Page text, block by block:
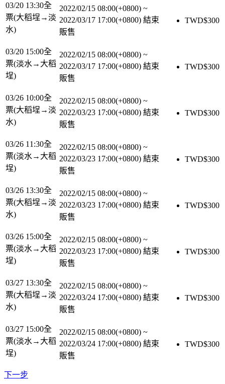
03/20 13:30全
票(大稻埕→淡
水)
2022/02/15 08:00(+0800) ~
2022/03/17 17:00(+0800) 結束
販售
TWD$300
03/20 15:00全
票(淡水→大稻
埕)
2022/02/15 08:00(+0800) ~
2022/03/17 17:00(+0800) 結束
販售
TWD$300
03/26 10:00全
票(大稻埕→淡
水)
2022/02/15 08:00(+0800) ~
2022/03/23 17:00(+0800) 結束
販售
TWD$300
03/26 11:30全
票(淡水→大稻
埕)
2022/02/15 08:00(+0800) ~
2022/03/23 17:00(+0800) 結束
販售
TWD$300
03/26 13:30全
票(大稻埕→淡
水)
2022/02/15 08:00(+0800) ~
2022/03/23 17:00(+0800) 結束
販售
TWD$300
03/26 15:00全
票(淡水→大稻
埕)
2022/02/15 08:00(+0800) ~
2022/03/23 17:00(+0800) 結束
販售
TWD$300
03/27 13:30全
票(大稻埕→淡
水)
2022/02/15 08:00(+0800) ~
2022/03/24 17:00(+0800) 結束
販售
TWD$300
03/27 15:00全
票(淡水→大稻
埕)
2022/02/15 08:00(+0800) ~
2022/03/24 17:00(+0800) 結束
販售
TWD$300
下一步